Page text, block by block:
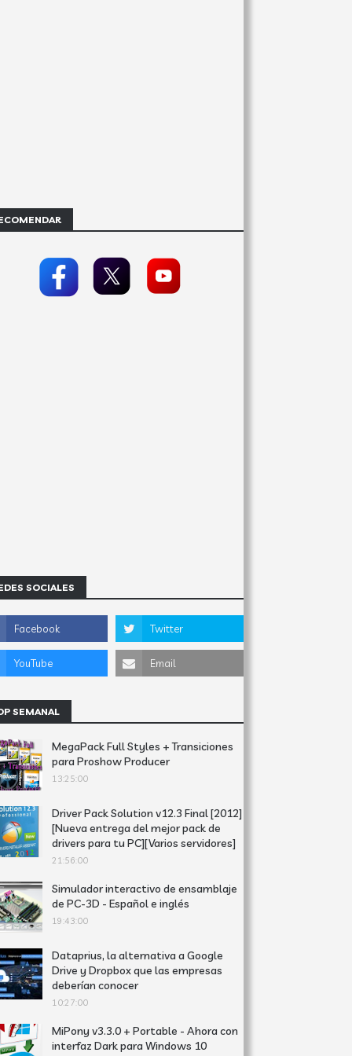
SOCIALES
SEMANAL
MegaPack Full Styles + Transiciones
para Proshow Producer
13:25:00
Driver Pack Solution v12.3 Final [2012]
[Nueva entrega del mejor pack de
drivers para tu PC][Varios servidores]
21:56:00
Simulador interactivo de ensamblaje
de PC-3D - Español e inglés
19:43:00
Dataprius, la alternativa a Google
Drive y Dropbox que las empresas
deberían conocer
10:27:00
MiPony v3.3.0 + Portable - Ahora con
interfaz Dark para Windows 10